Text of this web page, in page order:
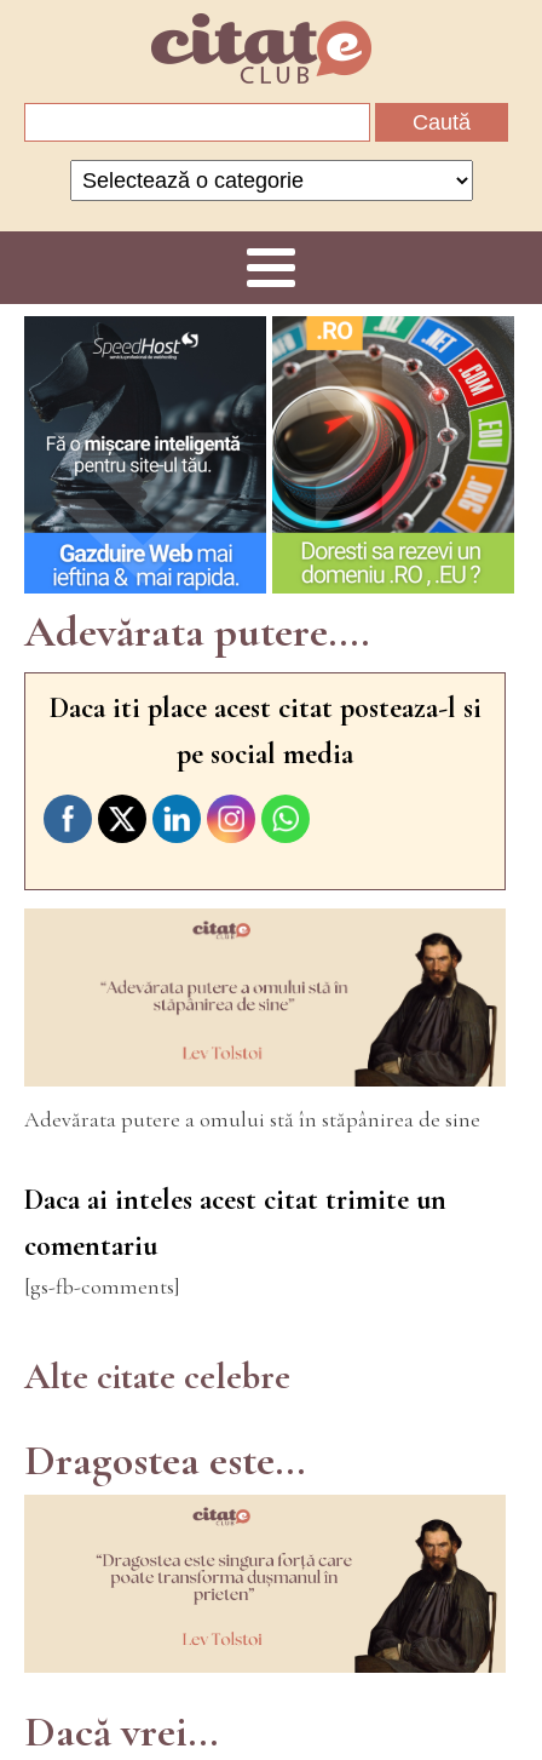
Categorii
Adevărata putere....
Daca iti place acest citat posteaza-l si
pe social media
Adevărata putere a omului stă în stăpânirea de sine
Daca ai inteles acest citat trimite un
comentariu
[gs-fb-comments]
Alte citate celebre
Dragostea este...
Dacă vrei...